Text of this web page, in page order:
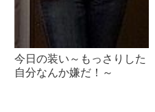
今日の装い～もっさりした
自分なんか嫌だ！～